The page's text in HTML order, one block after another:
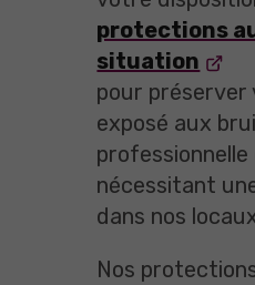
protections
situation
pour préserver
exposé aux
nécessitant
dans nos
Nos